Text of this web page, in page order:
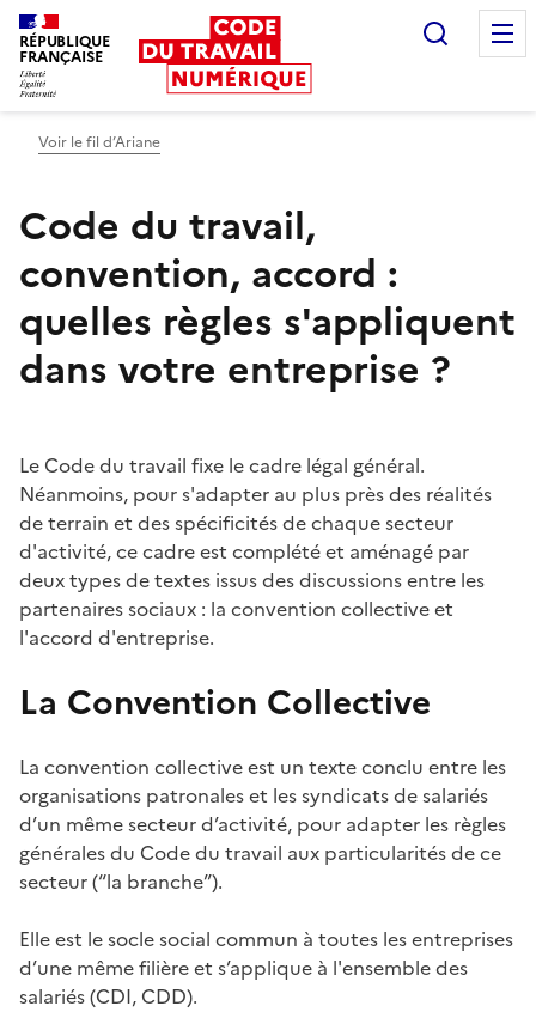
RÉPUBLIQUE
FRANÇAISE
Voir le fil d’Ariane
Code du travail,
convention, accord :
quelles règles s'appliquent
dans votre entreprise ?
Le Code du travail fixe le cadre légal général.
Néanmoins, pour s'adapter au plus près des réalités
de terrain et des spécificités de chaque secteur
d'activité, ce cadre est complété et aménagé par
deux types de textes issus des discussions entre les
partenaires sociaux : la convention collective et
l'accord d'entreprise.
La Convention Collective
La convention collective est un texte conclu entre les
organisations patronales et les syndicats de salariés
d’un même secteur d’activité, pour adapter les règles
générales du Code du travail aux particularités de ce
secteur (“la branche”).
Elle est le socle social commun à toutes les entreprises
d’une même filière et s’applique à l'ensemble des
salariés (CDI, CDD).